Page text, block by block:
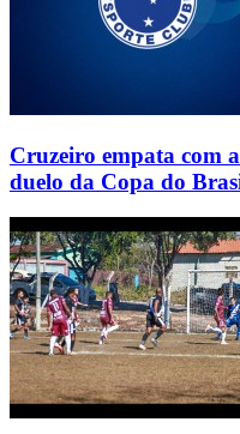
Cruzeiro empata com
duelo da Copa do